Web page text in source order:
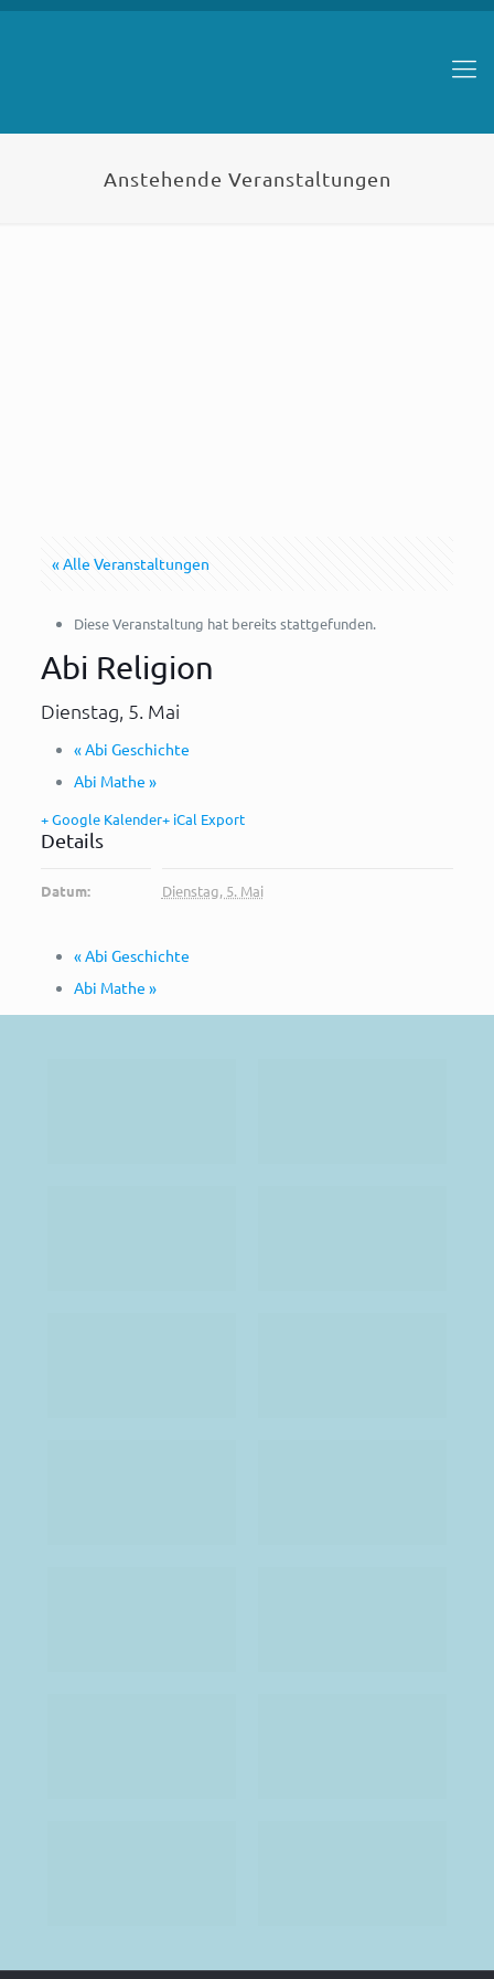
Anstehende Veranstaltungen
« Alle Veranstaltungen
Diese Veranstaltung hat bereits stattgefunden.
Abi Religion
Dienstag, 5. Mai
«Abi Geschichte
Abi Mathe »
+ Google Kalender+ iCal Export
Details
Datum: Dienstag, 5. Mai
«Abi Geschichte
Abi Mathe »